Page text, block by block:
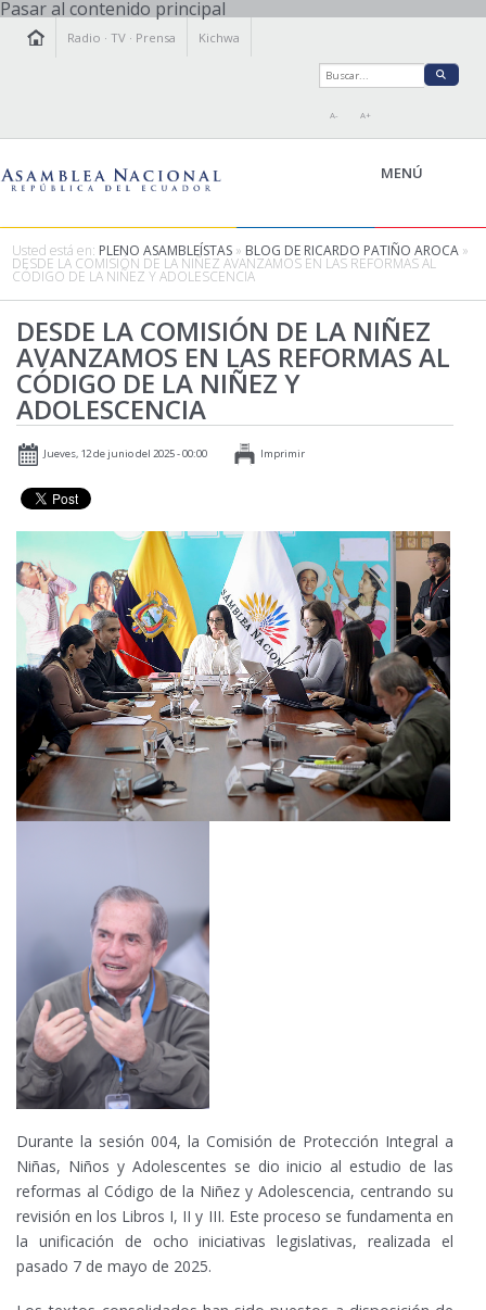
Pasar al contenido principal
Radio ·TV · Prensa Kichwa
A- A+
MENÚ
LEGISLAMOS
FISCALIZAMOS
TRANSPARENCIA
PRENSA
PARTICIPACIÓN
RELACIONES INTERNACIONALES
AGENDA
Usted está en: PLENO ASAMBLEÍSTAS » BLOG DE RICARDO PATIÑO AROCA »
DESDE LA COMISIÓN DE LA NIÑEZ AVANZAMOS EN LAS REFORMAS AL
CÓDIGO DE LA NIÑEZ Y ADOLESCENCIA
DESDE LA COMISIÓN DE LA NIÑEZ
AVANZAMOS EN LAS REFORMAS AL
CÓDIGO DE LA NIÑEZ Y
ADOLESCENCIA
Jueves, 12 de junio del 2025 - 00:00 Imprimir
Durante la sesión 004, la Comisión de Protección Integral a
Niñas, Niños y Adolescentes se dio inicio al estudio de las
reformas al Código de la Niñez y Adolescencia, centrando su
revisión en los Libros I, II y III. Este proceso se fundamenta en
la unificación de ocho iniciativas legislativas, realizada el
pasado 7 de mayo de 2025.